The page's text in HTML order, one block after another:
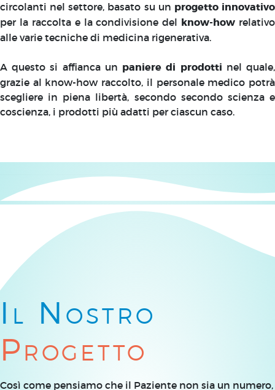
circolanti nel settore, basato su un progetto innovativo
per la raccolta e la condivisione del know-how relativo
alle varie tecniche di medicina rigenerativa.
A questo si affianca un paniere di prodotti nel quale,
grazie al know-how raccolto, il personale medico potrà
scegliere in piena libertà, secondo secondo scienza e
coscienza, i prodotti più adatti per ciascun caso.
Il Nostro
Progetto
Così come pensiamo che il Paziente non sia un numero,